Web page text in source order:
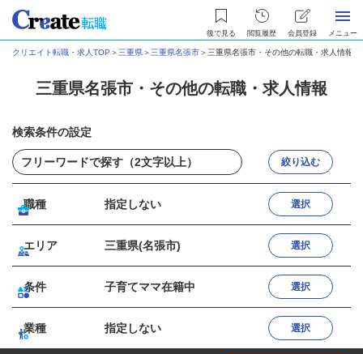
後で見る 閲覧履歴 会員登録 メニュー
クリエイト転職・求人TOP ＞ 三重県＞ 三重県名張市＞ 三重県名張市・その他の転職・求人情報
三重県名張市・その他の転職・求人情報
検索条件の設定
絞り込む
職種 指定しない 選択
エリア 三重県(名張市) 選択
条件 子育てママ在籍中 選択
業種 指定しない 選択